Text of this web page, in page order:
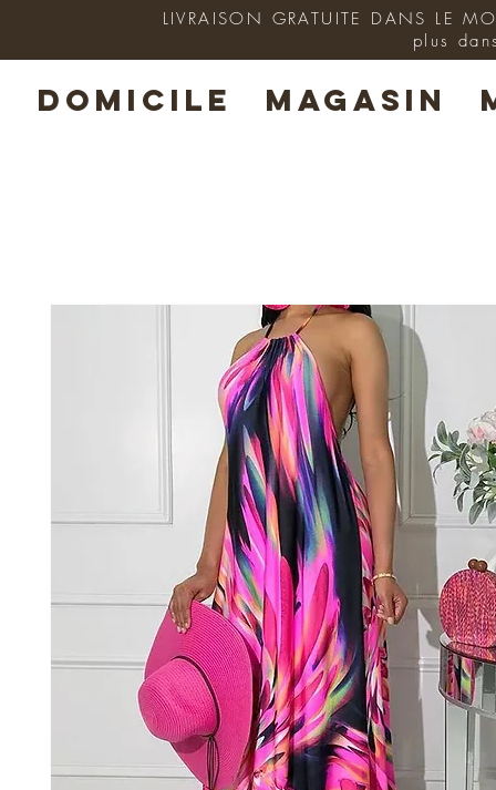
DOMICILE MAGASIN
LIVRAISON GRATUITE DANS LE
plus